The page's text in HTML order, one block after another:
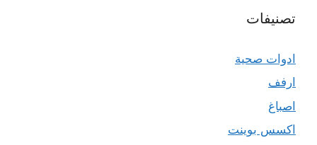
تصنيفات
ادوات صحية
ارفف
اصباغ
اكسس بوينت